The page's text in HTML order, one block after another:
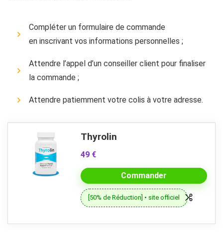
Compléter un formulaire de commande
en inscrivant vos informations personnelles ;
Attendre l’appel d’un conseiller client pour finaliser
la commande ;
Attendre patiemment votre colis à votre adresse.
Thyrolin
49 €
Commander
[50% de Réduction] • site officiel